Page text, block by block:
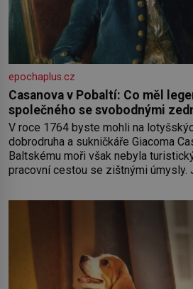
epochaplus.cz
Casanova v Pobaltí: Co měl
společného se svobodnými
V roce 1764 byste mohli na
dobrodruha a sukničkáře Giacoma
Baltskému moři však nebyla
pracovní cestou se zištnými úmysly.
Rigy? Casanova v Pobaltí
Nebyl v této oblasti žádným